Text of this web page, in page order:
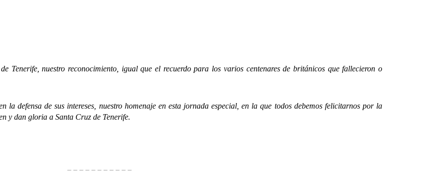
nuestro reconocimiento, igual que el recuerdo para los varios centenares de británicos que fallecieron o
de sus intereses, nuestro homenaje en esta jornada especial, en la que todos debemos felicitarnos por la
y dan gloria a Santa Cruz de Tenerife.
– – – – – – – – – – –